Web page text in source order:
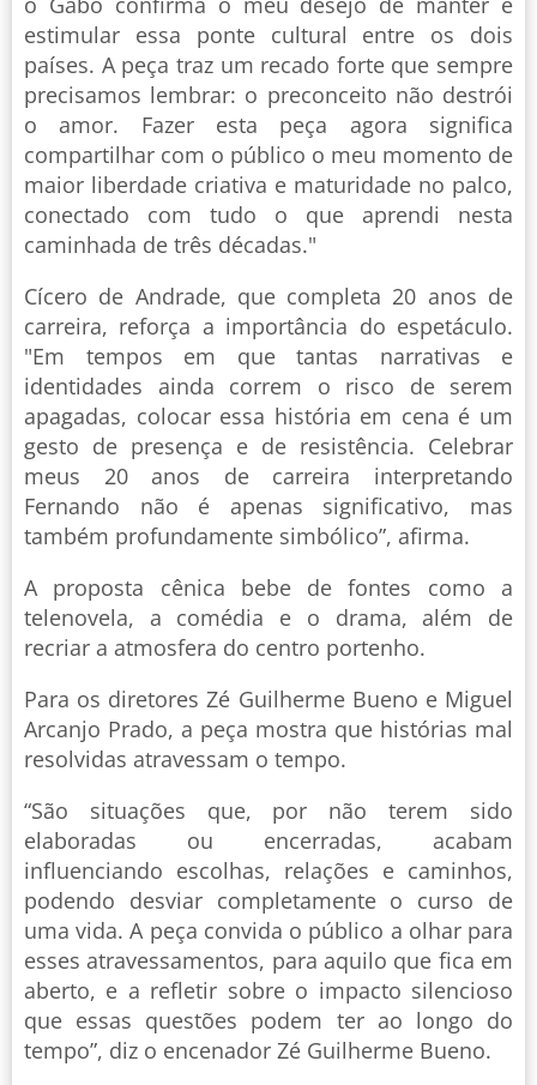
estimular essa ponte cultural entre os dois
países. A peça traz um recado forte que sempre
precisamos lembrar: o preconceito não destrói
o amor. Fazer esta peça agora significa
compartilhar com o público o meu momento de
maior liberdade criativa e maturidade no palco,
conectado com tudo o que aprendi nesta
caminhada de três décadas."
Cícero de Andrade, que completa 20 anos de
carreira, reforça a importância do espetáculo.
"Em tempos em que tantas narrativas e
identidades ainda correm o risco de serem
apagadas, colocar essa história em cena é um
gesto de presença e de resistência. Celebrar
meus 20 anos de carreira interpretando
Fernando não é apenas significativo, mas
também profundamente simbólico”, afirma.
A proposta cênica bebe de fontes como a
telenovela, a comédia e o drama, além de
recriar a atmosfera do centro portenho.
Para os diretores Zé Guilherme Bueno e Miguel
Arcanjo Prado, a peça mostra que histórias mal
resolvidas atravessam o tempo.
“São situações que, por não terem sido
elaboradas ou encerradas, acabam
influenciando escolhas, relações e caminhos,
podendo desviar completamente o curso de
uma vida. A peça convida o público a olhar para
esses atravessamentos, para aquilo que fica em
aberto, e a refletir sobre o impacto silencioso
que essas questões podem ter ao longo do
tempo”, diz o encenador Zé Guilherme Bueno.